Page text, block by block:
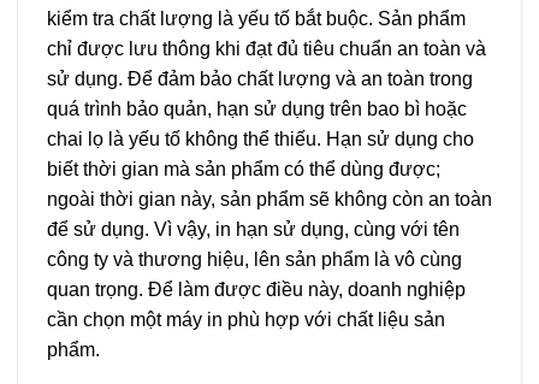
kiểm tra chất lượng là yếu tố bắt buộc. Sản phẩm
chỉ được lưu thông khi đạt đủ tiêu chuẩn an toàn và
sử dụng. Để đảm bảo chất lượng và an toàn trong
quá trình bảo quản, hạn sử dụng trên bao bì hoặc
chai lọ là yếu tố không thể thiếu. Hạn sử dụng cho
biết thời gian mà sản phẩm có thể dùng được;
ngoài thời gian này, sản phẩm sẽ không còn an toàn
để sử dụng. Vì vậy, in hạn sử dụng, cùng với tên
công ty và thương hiệu, lên sản phẩm là vô cùng
quan trọng. Để làm được điều này, doanh nghiệp
cần chọn một máy in phù hợp với chất liệu sản
phẩm.